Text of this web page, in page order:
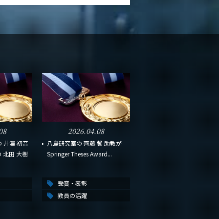
井澤 初音
北田 大樹
2026.04.08
八島研究室の 齊藤 馨 助教が
Springer Theses Award...
受賞・表彰
教員の活躍